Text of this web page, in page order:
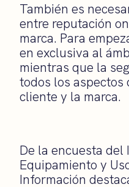
También es
entre reputación
marca. Para
en exclusiva al
mientras que la
todos los aspectos
cliente y la marca.
De la encuesta del
Equipamiento y
Información